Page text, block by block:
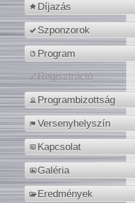
Díjazás
Szponzorok
Program
Regisztráció
Programbizottság
Versenyhelyszín
Kapcsolat
Galéria
Eredmények